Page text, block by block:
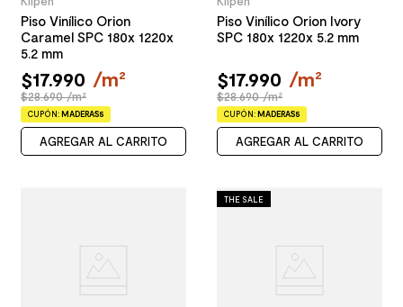
Piso Vinílico Orion
Caramel SPC 180x 1220x
5.2 mm
$17.990 /m²
$28.690 /m²
CUPÓN:MADERAS5
AGREGAR AL CARRITO
Piso Vinílico Orion Ivory
SPC 180x 1220x 5.2 mm
$17.990 /m²
$28.690 /m²
CUPÓN:MADERAS5
AGREGAR AL CARRITO
THE SALE